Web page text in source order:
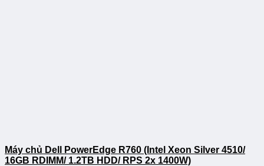
Máy chủ Dell PowerEdge R760 (Intel Xeon Silver 4510/
16GB RDIMM/ 1.2TB HDD/ RPS 2x 1400W)